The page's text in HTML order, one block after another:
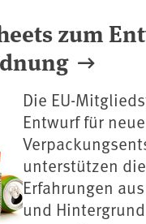
zum
Die EU-
Entwurf für
unterstützen
Erfahrungen
und